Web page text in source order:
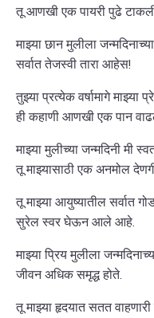
तू आणखी एक पायरी पुढे
माझ्या छान मुलीला
सर्वात तेजस्वी तारा आहेस!
तुझ्या प्रत्येक वर्षामागे
ही कहाणी आणखी एक पान
माझ्या मुलीच्या जन्मदिनी मी
तू माझ्यासाठी एक अनमोल
तू माझ्या आयुष्यातील सर्वात
सुरेल स्वर घेऊन आले आहे.
माझ्या प्रिय मुलीला
जीवन अधिक समृद्ध होते.
तू माझ्या हृदयात सतत